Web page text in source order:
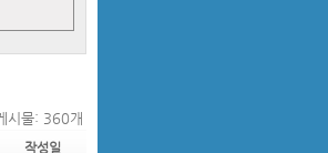
시물: 360개
작성일